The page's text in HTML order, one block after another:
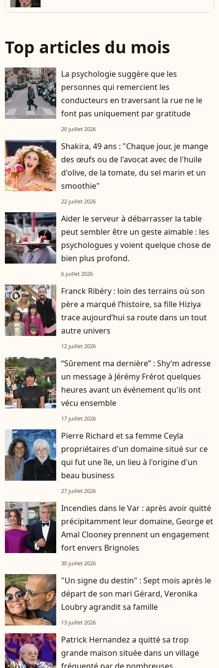
Top articles du mois
La psychologie suggère que les
personnes qui remercient les
conducteurs en traversant la rue ne le
font pas uniquement par gratitude
20 juillet 2026
Shakira, 49 ans : "Chaque jour, je mange
des œufs ou de l'avocat avec de l'huile
d'olive, de la tomate, du sel marin et un
smoothie"
22 juillet 2026
Aider le serveur à débarrasser la table
peut sembler être un geste aimable : les
psychologues y voient quelque chose de
bien plus profond.
6 juillet 2026
player2
Franck Ribéry : loin des terrains où son
père a marqué l’histoire, sa fille Hiziya
trace aujourd’hui sa route dans un tout
autre univers
12 juillet 2026
“Sûrement ma dernière” : Shy’m adresse
un message à Jérémy Frérot quelques
heures avant un événement qu'ils ont
vécu ensemble
17 juillet 2026
Pierre Richard et sa femme Ceyla
propriétaires d'un domaine situé sur ce
qui fut une île, un lieu à l'origine d'un
beau business
27 juillet 2026
Incendies dans le Var : après avoir quitté
précipitamment leur domaine, George et
Amal Clooney prennent un engagement
fort envers Brignoles
30 juillet 2026
"Un signe du destin" : Sept mois après le
départ de son mari Gérard, Veronika
Loubry agrandit sa famille
13 juillet 2026
Patrick Hernandez a quitté sa trop
grande maison située dans un village